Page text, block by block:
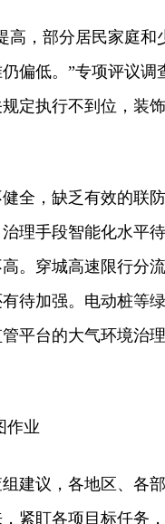
，部分居民家庭和
偏低。”专项评议
定执行不到位，装
，缺乏有效的联
理手段智能化水平
。穿城高速限行分
待加强。电动桩等
平台的大气环境治
业
议，各地区、各
紧盯各项目标任务